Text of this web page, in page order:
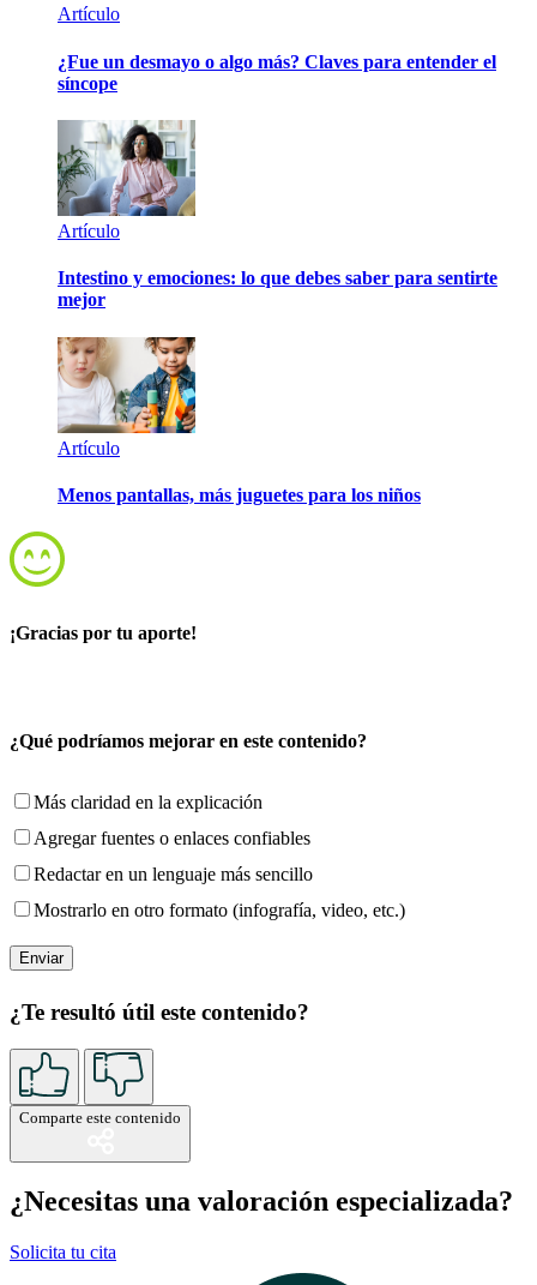
Artículo
¿Fue un desmayo o algo más? Claves para entender el
síncope
Artículo
Intestino y emociones: lo que debes saber para sentirte
mejor
Artículo
Menos pantallas, más juguetes para los niños
¡Gracias por tu aporte!
¿Qué podríamos mejorar en este contenido?
Más claridad en la explicación
Agregar fuentes o enlaces confiables
Redactar en un lenguaje más sencillo
Mostrarlo en otro formato (infografía, video, etc.)
¿Te resultó útil este contenido?
Comparte este contenido
¿Necesitas una valoración especializada?
Solicita tu cita